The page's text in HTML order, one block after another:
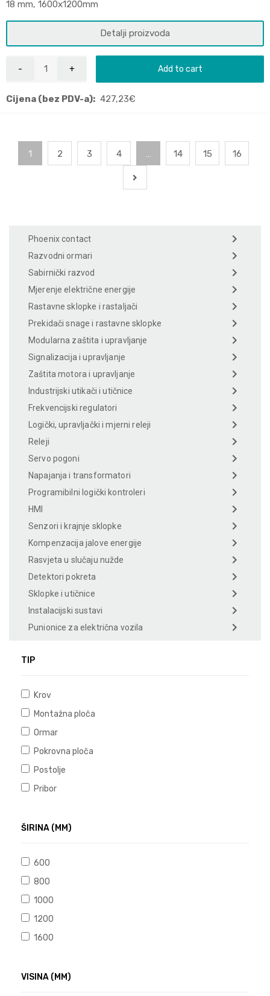
18 mm, 1600x1200mm
Detalji proizvoda
Add to cart
Cijena (bez PDV-a): 427,23€
1 2 3 4 … 14 15 16
Phoenix contact
Razvodni ormari
Sabirnički razvod
Mjerenje električne energije
Rastavne sklopke i rastaljači
Prekidači snage i rastavne sklopke
Modularna zaštita i upravljanje
Signalizacija i upravljanje
Zaštita motora i upravljanje
Industrijski utikači i utičnice
Frekvencijski regulatori
Logički, upravljački i mjerni releji
Releji
Servo pogoni
Napajanja i transformatori
Programibilni logički kontroleri
HMI
Senzori i krajnje sklopke
Kompenzacija jalove energije
Rasvjeta u slučaju nužde
Detektori pokreta
Sklopke i utičnice
Instalacijski sustavi
Punionice za električna vozila
TIP
Krov
Montažna ploča
Ormar
Pokrovna ploča
Postolje
Pribor
ŠIRINA (MM)
600
800
1000
1200
1600
VISINA (MM)